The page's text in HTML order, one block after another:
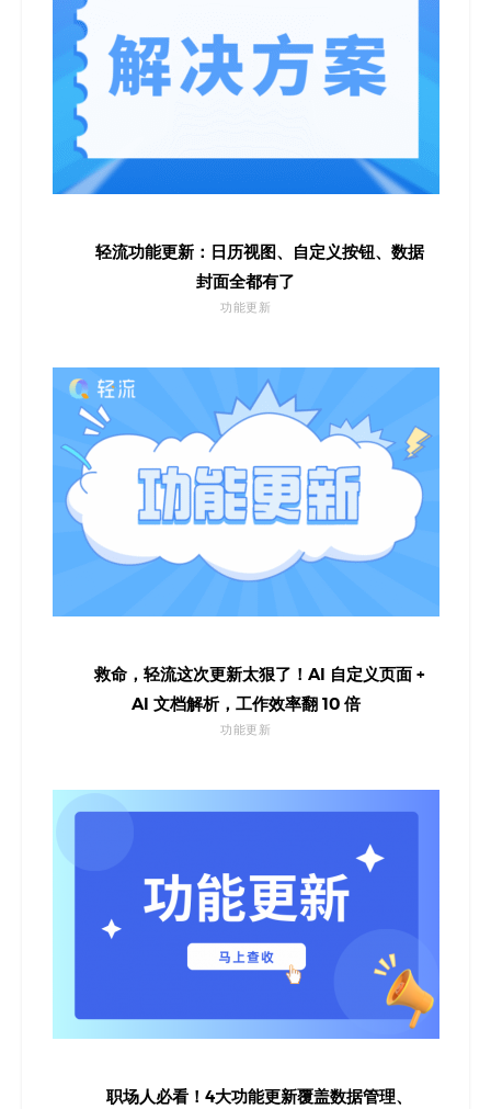
轻流功能更新：日历视图、自定义按钮、数据
封面全都有了
功能更新
救命，轻流这次更新太狠了！AI 自定义页面 +
AI 文档解析，工作效率翻 10 倍
功能更新
职场人必看！4大功能更新覆盖数据管理、